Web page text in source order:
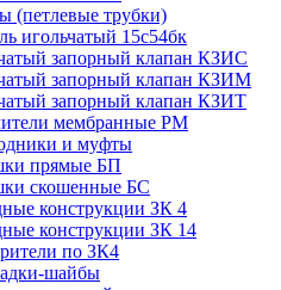
(петлевые трубки)
игольчатый 15с54бк
запорный клапан КЗИС
запорный клапан КЗИМ
запорный клапан КЗИТ
мембранные РМ
и муфты
прямые БП
скошенные БС
конструкции ЗК 4
конструкции ЗК 14
по ЗК4
шайбы